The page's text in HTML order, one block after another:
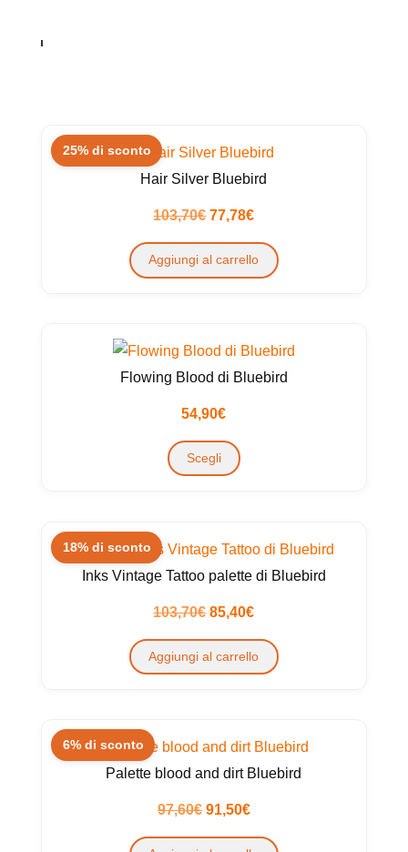
25% di sconto
Hair Silver Bluebird
103,70€ Il
prezzo
originale
77,78€Il
prezzo
attuale
Aggiungi al carrello
Flowing Blood di Bluebird
54,90€
Scegli
prodotto
opzioni
possono
scelte
prodotto
18% di sconto
Inks Vintage Tattoo palette di Bluebird
103,70€ Il
prezzo
originale
85,40€Il
prezzo
attuale
Aggiungi al carrello
6% di sconto
Palette blood and dirt Bluebird
97,60€ Il
prezzo
91,50€Il
prezzo